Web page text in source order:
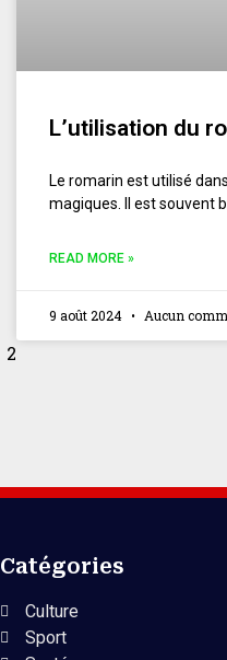
L’utilisation du
Le romarin est utilisé
magiques. Il est souvent
READ MORE »
9 août 2024 Aucun
2
Catégories
Culture
Sport